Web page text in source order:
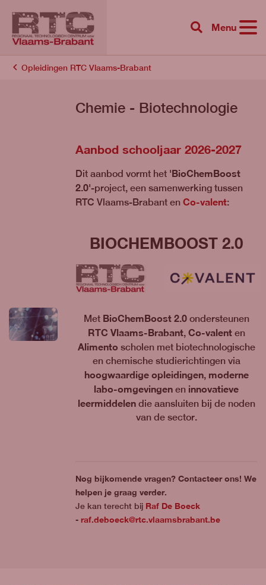
{{ Menu
Opleidingen RTC Vlaams-Brabant
Chemie - Biotechnologie
Aanbod schooljaar 2026-2027
Dit aanbod vormt het 'BioChemBoost
2.0'-project, een samenwerking tussen
RTC Vlaams-Brabant en Co-valent:
BIOCHEMBOOST 2.0
Met BioChemBoost 2.0ondersteunen
RTC Vlaams-Brabant, Co-valenten
Alimento scholen met biotechnologische
en chemische studierichtingen via
hoogwaardige opleidingen, moderne
labo-omgevingen en innovatieve
leermiddelendie aansluiten bij de noden
van de sector.
Nog bijkomende vragen? Contacteer ons! We
helpen je graag verder.
Je kan terecht bij Raf De Boeck
- raf.deboeck@rtc.vlaamsbrabant.be